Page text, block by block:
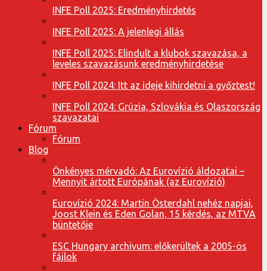
INFE Poll 2025: Eredményhirdetés
INFE Poll 2025: A jelenlegi állás
INFE Poll 2025: Elindult a klubok szavazása, a
leveles szavazásunk eredményhirdetése
INFE Poll 2024: Itt az ideje kihirdetni a győztest!
INFE Poll 2024: Grúzia, Szlovákia és Olaszország
szavazatai
Fórum
Fórum
Blog
Önkényes mérvadó: Az Eurovízió áldozatai –
Mennyit ártott Európának (az Eurovízió)
Eurovízió 2024: Martin Österdahl nehéz napjai,
Joost Klein és Eden Golan, 15 kérdés, az MTVA
büntetője
ESC Hungary archivum: előkerültek a 2005-ös
fájlok